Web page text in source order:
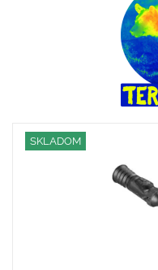
SKLADOM